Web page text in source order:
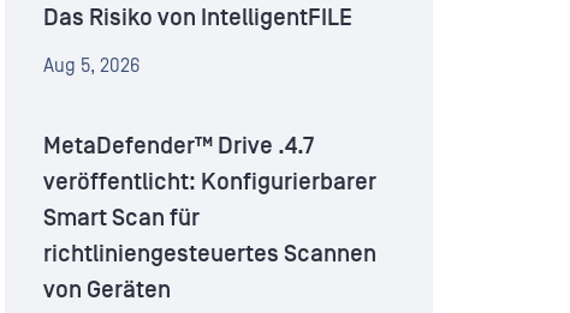
Das Risiko von IntelligentFILE
Aug 5, 2026
MetaDefender™ Drive .4.7
veröffentlicht: Konfigurierbarer
Smart Scan für
richtliniengesteuertes Scannen
von Geräten